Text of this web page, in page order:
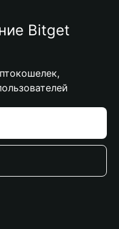
Bitget